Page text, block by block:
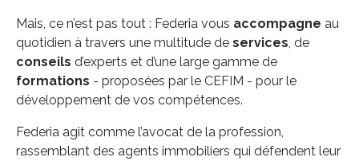
Mais, ce n’est pas tout : Federia vous accompagne au
quotidien à travers une multitude de services , de
conseils d’experts et d’une large gamme de
formations - proposées par le CEFIM - pour le
développement de vos compétences.
Federia agit comme l’avocat de la profession,
rassemblant des agents immobiliers qui défendent leur